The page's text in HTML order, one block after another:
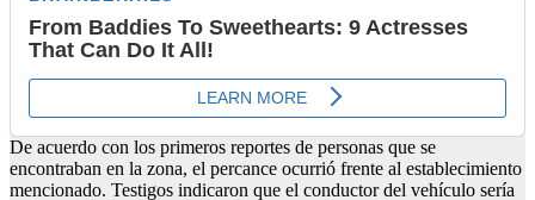
De acuerdo con los primeros reportes de personas que se
encontraban en la zona, el percance ocurrió frente al establecimiento
mencionado. Testigos indicaron que el conductor del vehículo sería